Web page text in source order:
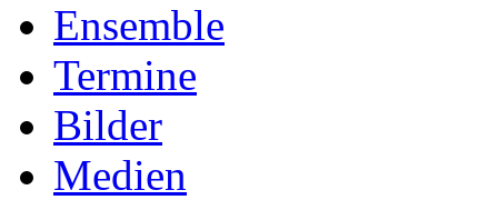
Ensemble
Termine
Bilder
Medien